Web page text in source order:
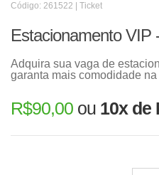
Código: 261522 | Ticket
Estacionamento VIP
Adquira sua vaga de
garanta mais comodidade
R$90,00 ou 10x de